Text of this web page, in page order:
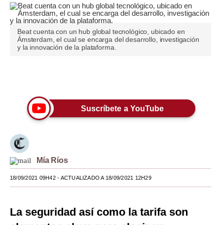
Editorial
Pregunta de hoy
Blogs
Viajes
Estilos
Mundo
EEUU
México
Beat cuenta con un hub global tecnológico, ubicado en
Ámsterdam, el cual se encarga del desarrollo, investigación
y la innovación de la plataforma.
Suscríbete a YouTube
Mía Ríos
18/09/2021 09H42- ACTUALIZADO A 18/09/2021 12H29
La seguridad así como la tarifa son